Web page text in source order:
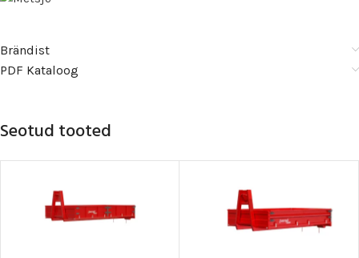
Brändist
PDF Kataloog
Seotud tooted